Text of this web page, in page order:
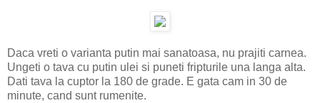
Daca vreti o varianta putin mai sanatoasa, nu prajiti carnea.
Ungeti o tava cu putin ulei si puneti fripturile una langa alta.
Dati tava la cuptor la 180 de grade. E gata cam in 30 de
minute, cand sunt rumenite.